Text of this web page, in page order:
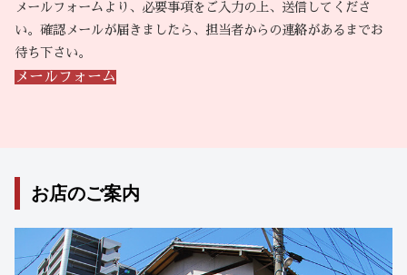
メールフォームより、必要事項をご入力の上、送信してくださ
い。確認メールが届きましたら、担当者からの連絡があるまでお
待ち下さい。
メールフォーム
お店のご案内